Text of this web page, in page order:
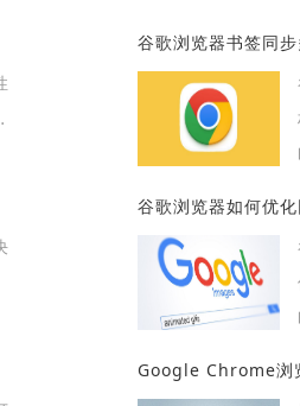
谷歌浏览器书签同
谷歌浏览器如何优
Google Chrome浏